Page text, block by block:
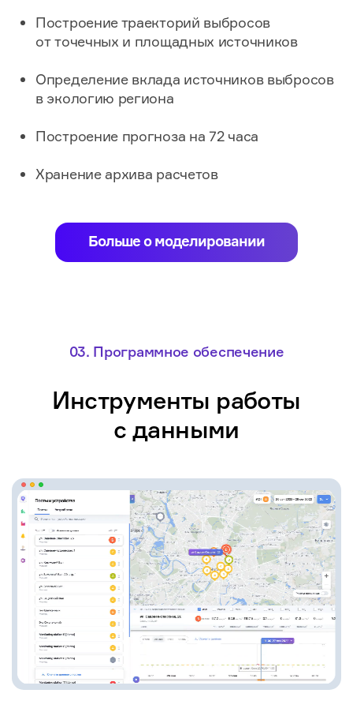
Построение траекторий выбросов
от точечных и площадных источников​
Определение вклада источников выбросов
в экологию региона
Построение прогноза на 72 часа
Хранение архива расчетов​​
Больше о моделировании
03. Программное обеспечение
Инструменты работы
с данными